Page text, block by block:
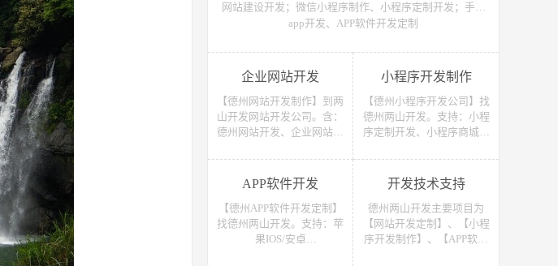
网站建设开发；微信小程序制作、小程序定制开发；手机
app开发、APP软件开发定制
企业网站开发
【德州网站开发制作】到两
山开发网站开发公司。含：
德州网站开发、企业网站开
务网站开发、网上商城网站
开发、网站建设开发等，网
站开发报价请联系我们
小程序开发制作
【德州小程序开发公司】找
德州两山开发。支持：小程
序定制开发、小程序商城开
音）小程序开发制作。获取
小程序开发教程、小程序开
发报价请联系我们
APP软件开发
【德州APP软件开发定制】
找德州两山开发。支持：苹
果IOS/安卓
开发技术支持
德州两山开发主要项目为
【网站开发定制】、【小程
序开发制作】、【APP软件